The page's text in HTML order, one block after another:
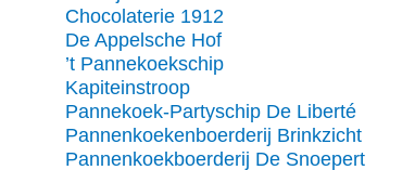
Chocolaterie 1912
De Appelsche Hof
’t Pannekoekschip
Kapiteinstroop
Pannekoek-Partyschip De Liberté
Pannenkoekenboerderij Brinkzicht
Pannenkoekboerderij De Snoepert